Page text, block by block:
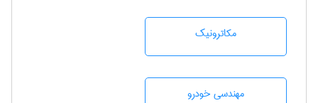
مکاترونیک
مهندسی خودرو